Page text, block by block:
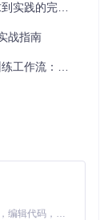
学习率、数据
的完整指南
战指南
型的终极指南
Claude Code 的开源替代方案。连接任意大模型，编辑代码，运行命令，自动验证 — 全自动执行。用 Rust 构建，极致性能。 ｜ An open-source alternative to Claude Code. Connect any LLM, edit code, run commands, and verify changes — autonomously. Built in Rust for speed. Get Started